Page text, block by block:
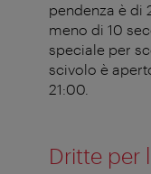
pendenza è di
meno di 10
speciale per
scivolo è
21:00.
Dritte per